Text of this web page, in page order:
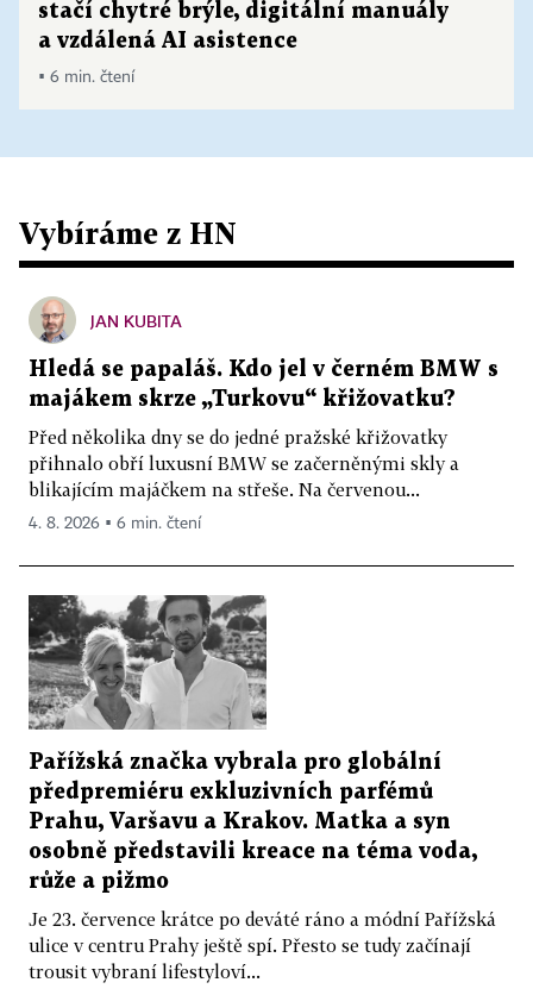
stačí chytré brýle, digitální manuály
a vzdálená AI asistence
▪ 6 min. čtení
Vybíráme z HN
JAN KUBITA
Hledá se papaláš. Kdo jel v černém BMW s
majákem skrze „Turkovu“ křižovatku?
Před několika dny se do jedné pražské křižovatky
přihnalo obří luxusní BMW se začerněnými skly a
blikajícím majáčkem na střeše. Na červenou...
4. 8. 2026 ▪ 6 min. čtení
Pařížská značka vybrala pro globální
předpremiéru exkluzivních parfémů
Prahu, Varšavu a Krakov. Matka a syn
osobně představili kreace na téma voda,
růže a pižmo
Je 23. července krátce po deváté ráno a módní Pařížská
ulice v centru Prahy ještě spí. Přesto se tudy začínají
trousit vybraní lifestyloví...